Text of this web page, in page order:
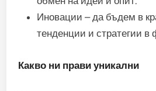
Иновации – да бъдем в
тенденции и стратегии в
Какво ни прави уникални